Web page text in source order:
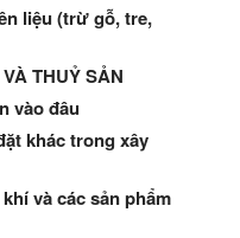
liệu (trừ gỗ, tre,
THUỶ SẢN
vào đâu
khác trong xây
và các sản phẩm